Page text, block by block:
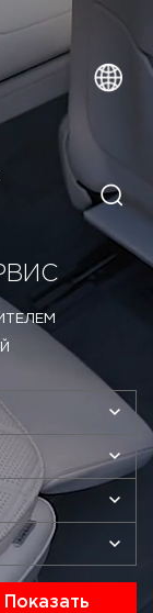
Показать